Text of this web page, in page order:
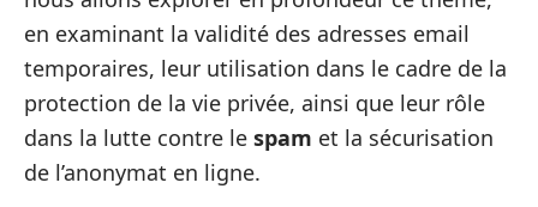
en examinant la validité des adresses email
temporaires, leur utilisation dans le cadre de la
protection de la vie privée, ainsi que leur rôle
dans la lutte contre le spam et la sécurisation
de l’anonymat en ligne.